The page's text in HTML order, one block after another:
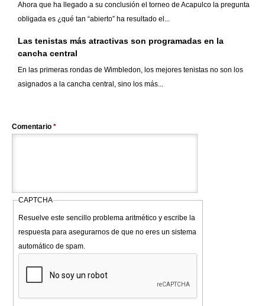
Ahora que ha llegado a su conclusión el torneo de Acapulco la pregunta
obligada es ¿qué tan “abierto” ha resultado el...
Las tenistas más atractivas son programadas en la
cancha central
En las primeras rondas de Wimbledon, los mejores tenistas no son los
asignados a la cancha central, sino los más...
Comentario *
CAPTCHA
Resuelve este sencillo problema aritmético y escribe la
respuesta para asegurarnos de que no eres un sistema
automático de spam.